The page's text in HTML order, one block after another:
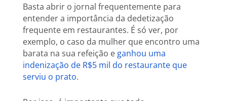
Basta abrir o jornal frequentemente para
entender a importância da dedetização
frequente em restaurantes. É só ver, por
exemplo, o caso da mulher que encontro uma
barata na sua refeição e ganhou uma
indenização de R$5 mil do restaurante que
serviu o prato.